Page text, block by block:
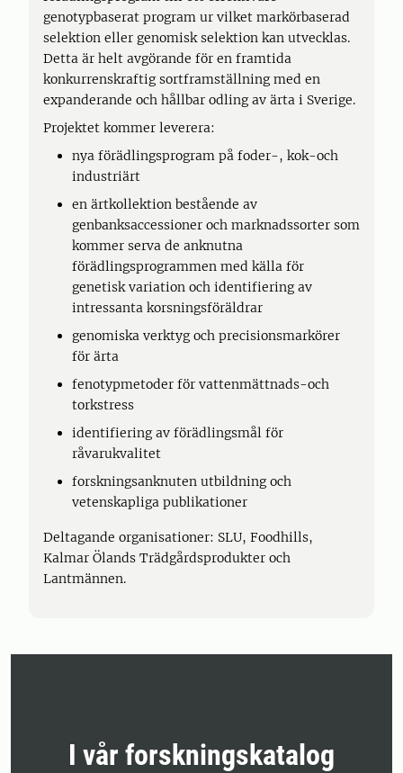
genotypbaserat program ur vilket markörbaserad
selektion eller genomisk selektion kan utvecklas.
Detta är helt avgörande för en framtida
konkurrenskraftig sortframställning med en
expanderande och hållbar odling av ärta i Sverige.
Projektet kommer leverera:
nya förädlingsprogram på foder-, kok-och
industriärt
en ärtkollektion bestående av
genbanksaccessioner och marknadssorter som
kommer serva de anknutna
förädlingsprogrammen med källa för
genetisk variation och identifiering av
intressanta korsningsföräldrar
genomiska verktyg och precisionsmarkörer
för ärta
fenotypmetoder för vattenmättnads-och
torkstress
identifiering av förädlingsmål för
råvarukvalitet
forskningsanknuten utbildning och
vetenskapliga publikationer
Deltagande organisationer: SLU, Foodhills,
Kalmar Ölands Trädgårdsprodukter och
Lantmännen.
I vår forskningskatalog